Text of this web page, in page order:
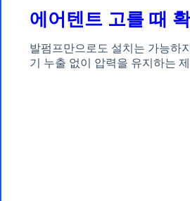
에어텐트 고를 때
발펌프만으로도 설치는 가능하
기 누출 없이 압력을 유지하는